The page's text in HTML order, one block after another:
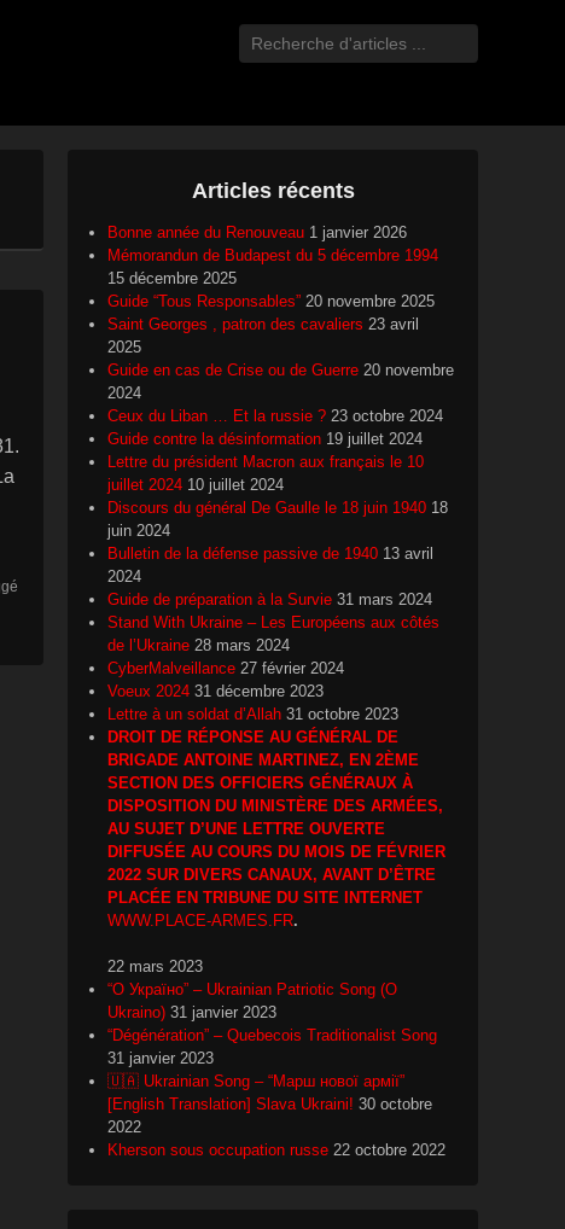
Recherche
Articles récents
Bonne année du Renouveau 1 janvier 2026
Mémorandun de Budapest du 5 décembre 1994
15 décembre 2025
Guide “Tous Responsables” 20 novembre 2025
Saint Georges , patron des cavaliers 23 avril
2025
Guide en cas de Crise ou de Guerre 20 novembre
2024
Ceux du Liban … Et la russie ? 23 octobre 2024
Guide contre la désinformation 19 juillet 2024
Lettre du président Macron aux français le 10
juillet 2024 10 juillet 2024
Discours du général De Gaulle le 18 juin 1940 18
juin 2024
Bulletin de la défense passive de 1940 13 avril
2024
Guide de préparation à la Survie 31 mars 2024
Stand With Ukraine – Les Européens aux côtés
de l’Ukraine 28 mars 2024
CyberMalveillance 27 février 2024
Voeux 2024 31 décembre 2023
Lettre à un soldat d’Allah 31 octobre 2023
DROIT DE RÉPONSE AU GÉNÉRAL DE
BRIGADE ANTOINE MARTINEZ, EN 2ÈME
SECTION DES OFFICIERS GÉNÉRAUX À
DISPOSITION DU MINISTÈRE DES ARMÉES,
AU SUJET D’UNE LETTRE OUVERTE
DIFFUSÉE AU COURS DU MOIS DE FÉVRIER
2022 SUR DIVERS CANAUX, AVANT D’ÊTRE
PLACÉE EN TRIBUNE DU SITE INTERNET
WWW.PLACE-ARMES.FR.
22 mars 2023
“О Україно” – Ukrainian Patriotic Song (O
Ukraino) 31 janvier 2023
“Dégénération” – Quebecois Traditionalist Song
31 janvier 2023
🇺🇦 Ukrainian Song – “Марш нової армії”
[English Translation] Slava Ukraini! 30 octobre
2022
Kherson sous occupation russe 22 octobre 2022